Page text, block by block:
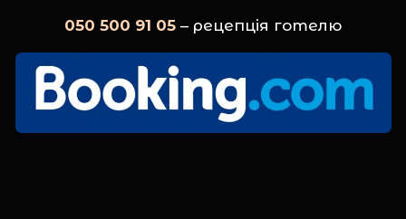
050 500 91 05 – рецепція готелю